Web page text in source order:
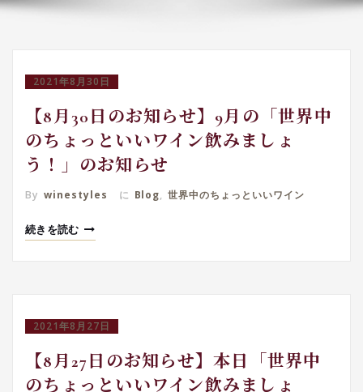
2021年8月30日
【8月30日のお知らせ】9月の「世界中
のちょっといいワイン飲みましょ
う！」のお知らせ
By winestyles に Blog, 世界中のちょっといいワイン
続きを読む
2021年8月27日
【8月27日のお知らせ】本日「世界中
のちょっといいワイン飲みましょ